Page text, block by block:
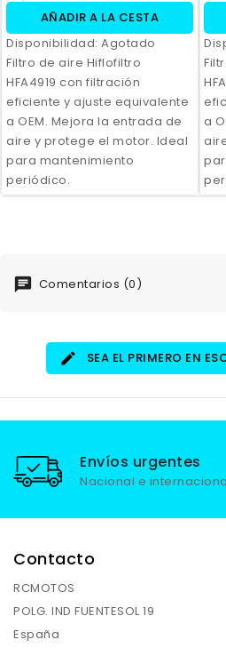
AÑADIR A LA CESTA
Disponibilidad: Agotado
Filtro de aire Hiflofiltro
HFA4919 con filtración
eficiente y ajuste equivalente
a OEM. Mejora la entrada de
aire y protege el motor. Ideal
para mantenimiento
periódico.
a
Comentarios (0)
SEA EL PRIMERO EN
Envíos urgentes
Nacional e
Contacto
RCMOTOS
POLG. IND FUENTESOL 19
España